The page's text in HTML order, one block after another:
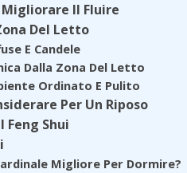
Il Fluire
Del Letto
E Candele
Dalla Zona Del Letto
Ordinato E Pulito
Per Un Riposo
Shui
Migliore Per Dormire?